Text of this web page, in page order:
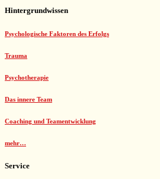
Hintergrundwissen
Psychologische Faktoren des Erfolgs
Trauma
Psychotherapie
Das innere Team
Coaching und Teamentwicklung
mehr…
Service